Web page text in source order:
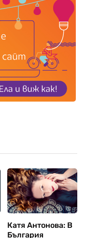
Катя Антонова: В
България